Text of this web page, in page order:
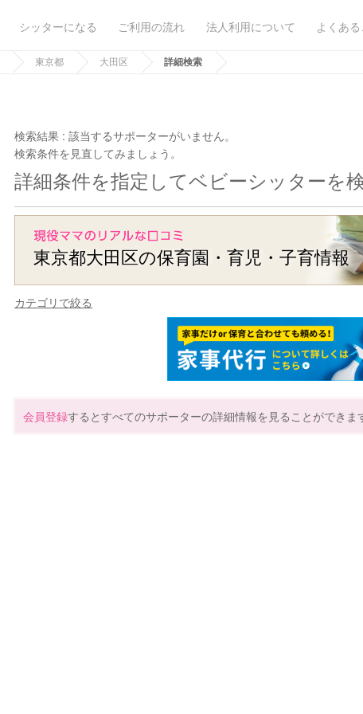
シッターになる ご利用の流れ 法人利用について よくあ
東京都 大田区 詳細検索
検索結果 :該当するサポーターがいません。
検索条件を見直してみましょう。
詳細条件を指定してベビーシッターを
東京都大田区の保育園・育児・子育情報
カテゴリで絞る
会員登録するとすべてのサポーターの詳細情報を見ることができま